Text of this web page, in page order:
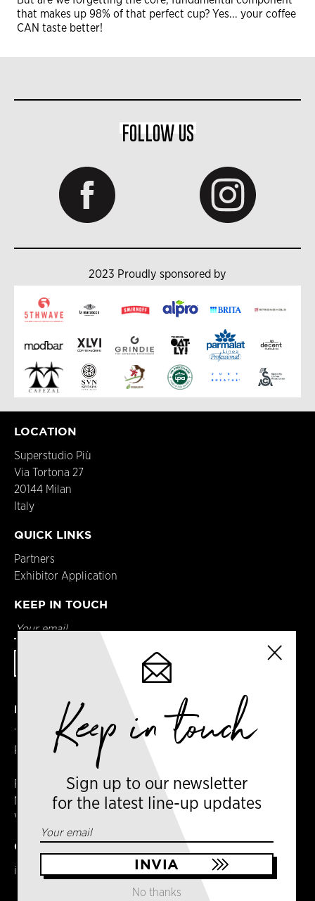
that makes up 98% of that perfect cup? Yes... your coffee
CAN taste better!
FOLLOW US
2023 Proudly sponsored by
LOCATION
Superstudio Più
Via Tortona 27
20144 Milan
Italy
QUICK LINKS
Partners
Exhibitor Application
KEEP IN TOUCH
DETAILS
Terms & Conditions
Privacy Policy
Registered in England
No. 14065481
VAT No. GB 414061245
CONTACT US
info@milancoffeefestival.com
Keep in touch
Sign up to our newsletter
for the latest line-up updates
No thanks